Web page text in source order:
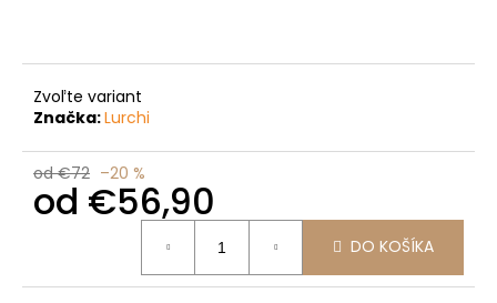
Zvoľte variant
Značka:Lurchi
od €72 –20 %
od €56,90
DO KOŠÍKA
a
e